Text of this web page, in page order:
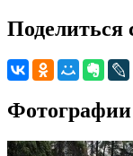
Поделиться